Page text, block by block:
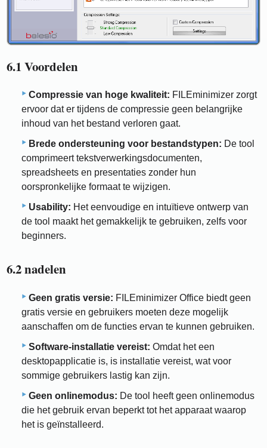
6.1 Voordelen
Compressie van hoge kwaliteit: FILEminimizer zorgt
ervoor dat er tijdens de compressie geen belangrijke
inhoud van het bestand verloren gaat.
Brede ondersteuning voor bestandstypen: De tool
comprimeert tekstverwerkingsdocumenten,
spreadsheets en presentaties zonder hun
oorspronkelijke formaat te wijzigen.
Usability: Het eenvoudige en intuïtieve ontwerp van
de tool maakt het gemakkelijk te gebruiken, zelfs voor
beginners.
6.2 nadelen
Geen gratis versie: FILEminimizer Office biedt geen
gratis versie en gebruikers moeten deze mogelijk
aanschaffen om de functies ervan te kunnen gebruiken.
Software-installatie vereist: Omdat het een
desktopapplicatie is, is installatie vereist, wat voor
sommige gebruikers lastig kan zijn.
Geen onlinemodus: De tool heeft geen onlinemodus
die het gebruik ervan beperkt tot het apparaat waarop
het is geïnstalleerd.